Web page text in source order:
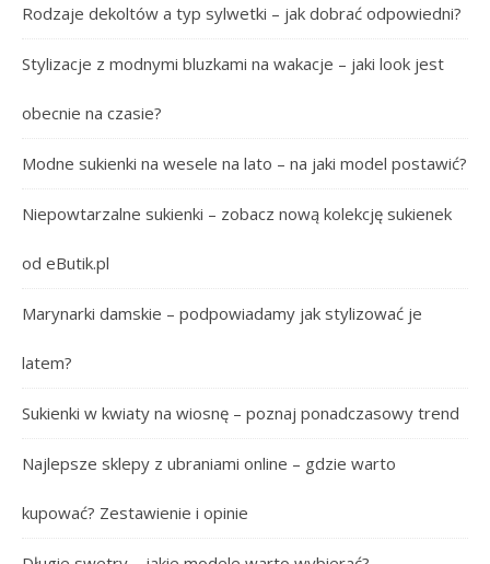
Rodzaje dekoltów a typ sylwetki – jak dobrać odpowiedni?
Stylizacje z modnymi bluzkami na wakacje – jaki look jest
obecnie na czasie?
Modne sukienki na wesele na lato – na jaki model postawić?
Niepowtarzalne sukienki – zobacz nową kolekcję sukienek
od eButik.pl
Marynarki damskie – podpowiadamy jak stylizować je
latem?
Sukienki w kwiaty na wiosnę – poznaj ponadczasowy trend
Najlepsze sklepy z ubraniami online – gdzie warto
kupować? Zestawienie i opinie